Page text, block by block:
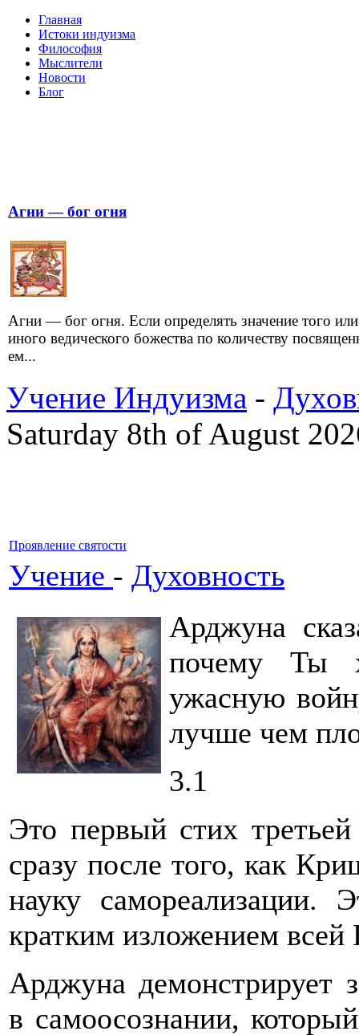
Главная
Истоки индуизма
Философия
Мыслители
Новости
Блог
Агни — бог огня
Агни — бог огня. Если определять значение того или
иного ведического божества по количеству
ем...
Учение Индуизма -
Saturday 8th of August
Проявление святости
Учение - Духовность
Арджуна
почему Ты
ужасную
лучше чем
3.1
Это первый стих
сразу после того, как
науку самореализации.
кратким изложением всей
Арджуна демонстрирует
в самоосознании,